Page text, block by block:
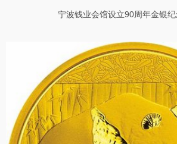
宁波钱业会馆设立90周年金银